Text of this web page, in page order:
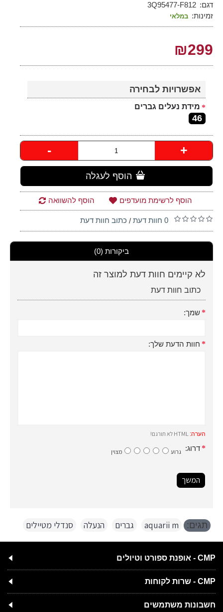
דגם: 3Q95477-F812
זמינות: במלאי
₪299
אפשרויות לבחירה
מידת נעלים גברים
46
- +
הוסף לעגלה
הוסף לרשימת מועדפים הוסף להשוואה
0 חוות דעת / כתוב חוות דעת
ביקורות (0)
לא קיימים חוות דעת למוצר זה
כתוב חוות דעת
שמך:
חוות הדעת שלך:
הערה:
דרוג: גרוע מצוין
המשך
תגים: aquarii m גברים הנעלה סנדלי מטיילים
CMP - אופנת ספורט וטיולים
CMP - שרות לקוחות
חשבונות משתמשים